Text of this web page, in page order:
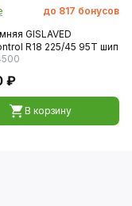
до 817 бонусов
GISLAVED
R18 225/45 95T шип
₽
В корзину